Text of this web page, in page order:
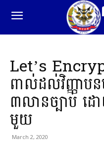
Let’s
ពាល់ដល់វិញ្ញាប
៣លានច្បាប់
មួយ
March 2, 2020